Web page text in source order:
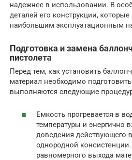
надежнее в использовании. В
деталей его конструкции, которые
наибольшим эксплуатационным
Подготовка и замена
пистолета
Перед тем, как установить
материал необходимо
выполняются следующие
Емкость прогревается в
температуры и энергично
доведения действующего
однородной
равномерного выхода